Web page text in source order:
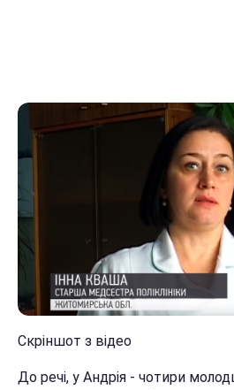
Скріншот з відео
До речі, у Андрія - чотири